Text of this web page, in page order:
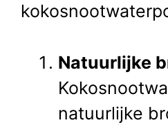
Natuurlijke
natuurlijke